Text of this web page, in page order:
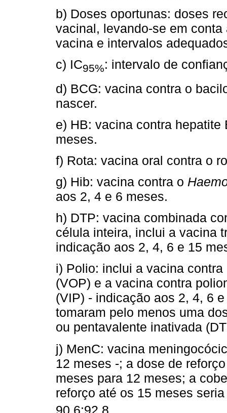
b) Doses oportunas: doses
vacinal, levando-se em
vacina e intervalos
c) IC95%: intervalo de
d) BCG: vacina contra o
nascer.
e) HB: vacina contra
meses.
f) Rota: vacina oral contra o
g) Hib: vacina contra o
aos 2, 4 e 6 meses.
h) DTP: vacina combinada
célula inteira, inclui a vacina
indicação aos 2, 4, 6 e 15
i) Polio: inclui a vacina
(VOP) e a vacina contra
(VIP) - indicação aos 2, 4, 6
tomaram pelo menos uma
ou pentavalente inativada
j) MenC: vacina
12 meses -; a dose de
meses para 12 meses; a
reforço até os 15 meses
90,6;92,8.